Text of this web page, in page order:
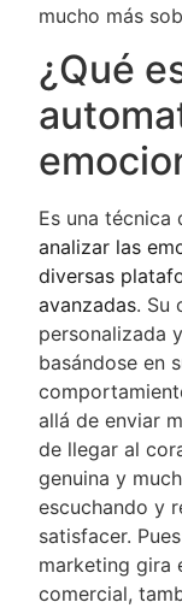
mucho más
¿Qué
Es una técnica
analizar las
diversas
avanzadas. Su
personalizada
basándose en
allá de enviar
de llegar al
genuina y
escuchando y
satisfacer.
marketing gira
comercial,